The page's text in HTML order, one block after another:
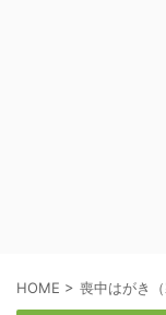
HOME > 喪中はがき